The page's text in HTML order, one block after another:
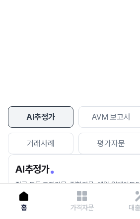
AI추정가 AVM 보고서
거래사례 평가자문
AI추정가
전국 모든 토지건물, 집합건물, 매월 업데이트
세요.
홈 가격자문 대